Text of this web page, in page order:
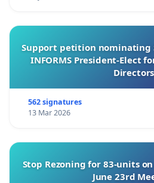
Support petition nominating
INFORMS President-Elect
Directors
562 signatures
13 Mar 2026
Stop Rezoning for 83-units
June 23rd